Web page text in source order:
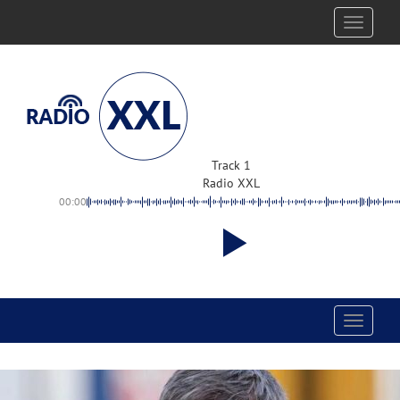
Toggle
Track 1
Radio XXL
00:00
Toggle